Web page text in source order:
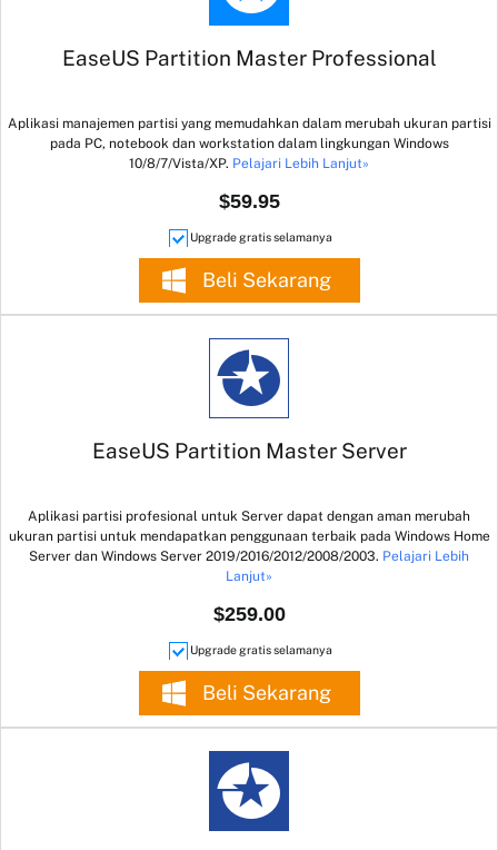
EaseUS Partition Master Professional
Aplikasi manajemen partisi yang memudahkan dalam merubah ukuran partisi
pada PC, notebook dan workstation dalam lingkungan Windows
10/8/7/Vista/XP. Pelajari Lebih Lanjut»
$59.95
Upgrade gratis selamanya
Beli Sekarang
EaseUS Partition Master Server
Aplikasi partisi profesional untuk Server dapat dengan aman merubah
ukuran partisi untuk mendapatkan penggunaan terbaik pada Windows Home
Server dan Windows Server 2019/2016/2012/2008/2003. Pelajari Lebih
Lanjut»
$259.00
Upgrade gratis selamanya
Beli Sekarang